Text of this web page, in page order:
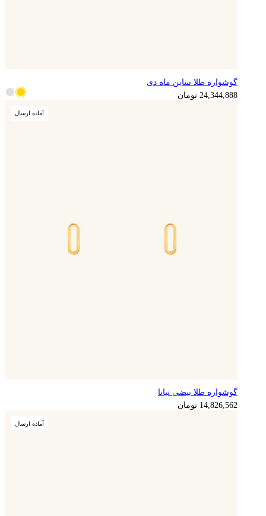
گوشواره طلا ساین ماه دی
24,344,888 تومان
آماده ارسال
گوشواره طلا بیضی تیانا
14,826,562 تومان
آماده ارسال